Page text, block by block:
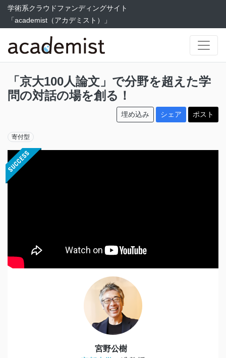
学術系クラウドファンディングサイト
「academist（アカデミスト）」
「京大100人論文」で分野を超えた学
問の対話の場を創る！
埋め込み シェア ポスト
寄付型
宮野公樹